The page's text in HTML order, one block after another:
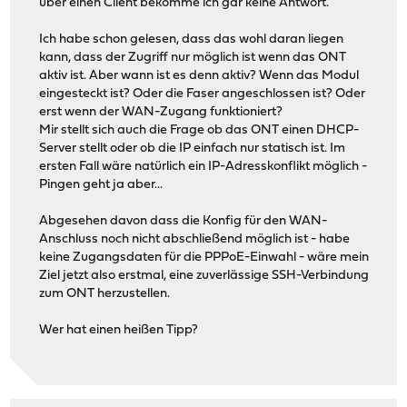
über einen Client bekomme ich gar keine Antwort.
Ich habe schon gelesen, dass das wohl daran liegen
kann, dass der Zugriff nur möglich ist wenn das ONT
aktiv ist. Aber wann ist es denn aktiv? Wenn das Modul
eingesteckt ist? Oder die Faser angeschlossen ist? Oder
erst wenn der WAN-Zugang funktioniert?
Mir stellt sich auch die Frage ob das ONT einen DHCP-
Server stellt oder ob die IP einfach nur statisch ist. Im
ersten Fall wäre natürlich ein IP-Adresskonflikt möglich -
Pingen geht ja aber...
Abgesehen davon dass die Konfig für den WAN-
Anschluss noch nicht abschließend möglich ist - habe
keine Zugangsdaten für die PPPoE-Einwahl - wäre mein
Ziel jetzt also erstmal, eine zuverlässige SSH-Verbindung
zum ONT herzustellen.
Wer hat einen heißen Tipp?